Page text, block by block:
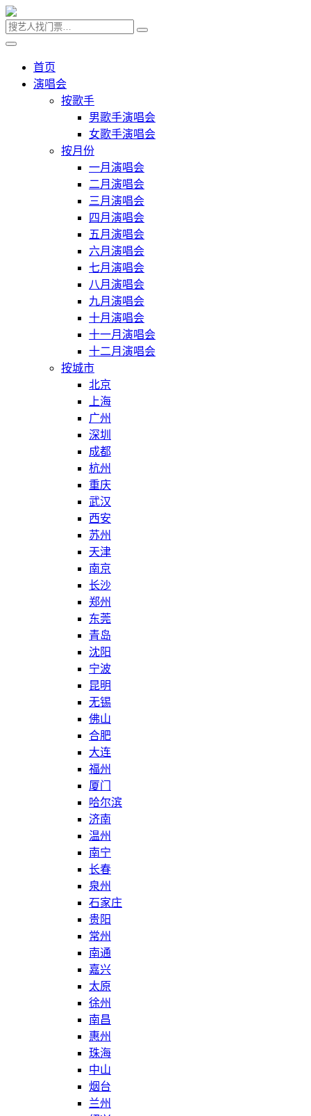
首页
演唱会
按歌手
男歌手演唱会
女歌手演唱会
按月份
一月演唱会
二月演唱会
三月演唱会
四月演唱会
五月演唱会
六月演唱会
七月演唱会
八月演唱会
九月演唱会
十月演唱会
十一月演唱会
十二月演唱会
按城市
北京
上海
广州
深圳
成都
杭州
重庆
武汉
西安
苏州
天津
南京
长沙
郑州
东莞
青岛
沈阳
宁波
昆明
无锡
佛山
合肥
大连
福州
厦门
哈尔滨
济南
温州
南宁
长春
泉州
石家庄
贵阳
常州
南通
嘉兴
太原
徐州
南昌
惠州
珠海
中山
烟台
兰州